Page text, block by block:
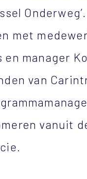
met
en manager
van
vanuit